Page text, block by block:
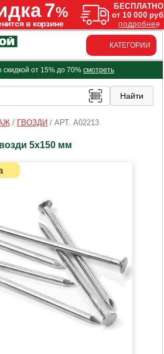
КАТЕГОРИИ
скидкой от 15% до 70% смотреть
/ ГВОЗДИ / АРТ. A02213
5х150 мм